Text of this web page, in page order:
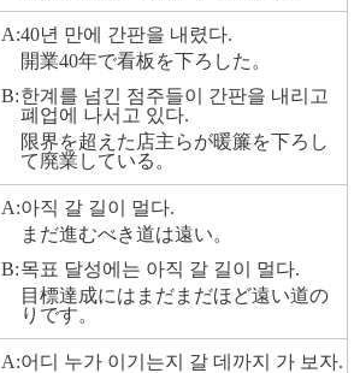
A:40년 만에 간판을 내렸다.
開業40年で看板を下ろした。
B:한계를 넘긴 점주들이 간판을 내리고
폐업에 나서고 있다.
限界を超えた店主らが暖簾を下ろし
て廃業している。
A:아직 갈 길이 멀다.
まだ進むべき道は遠い。
B:목표 달성에는 아직 갈 길이 멀다.
目標達成にはまだまだほど遠い道の
りです。
A:어디 누가 이기는지 갈 데까지 가 보자.